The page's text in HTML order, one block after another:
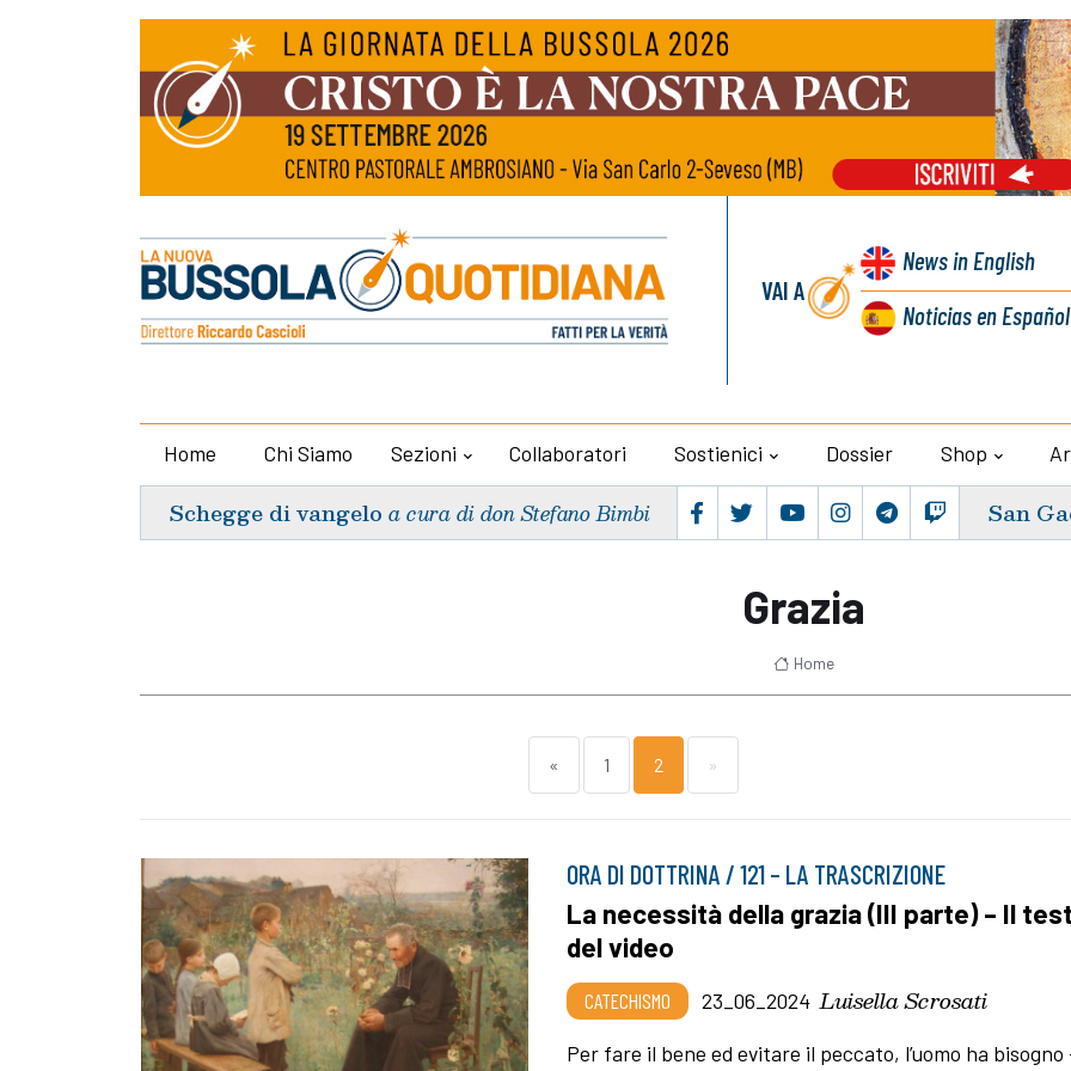
VAI A
Newsin English
Noticiasen Español
Home Chi Siamo Sezioni Collaboratori Sostienici Dossier Shop
Schegge di vangelo a cura di don Stefano Bimbi San
Grazia
Home
« 1 2 »
ORA DI DOTTRINA / 121 – LA TRASCRIZIONE
La necessità della grazia (III parte) – Il
del video
CATECHISMO 23_06_2024 Luisella Scrosati
Per fare il bene ed evitare il peccato, l’uomo ha bisogno